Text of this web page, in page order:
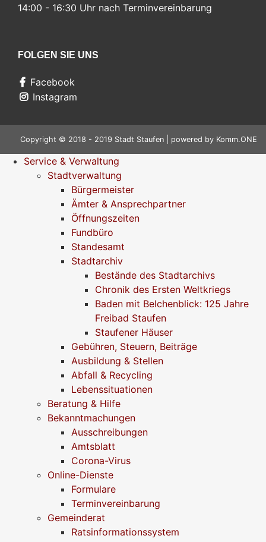
14:00 - 16:30 Uhr nach Terminvereinbarung
FOLGEN SIE UNS
Facebook
Instagram
Copyright © 2018 - 2019 Stadt Staufen | powered by Komm.ONE
Service & Verwaltung
Stadtverwaltung
Bürgermeister
Ämter & Ansprechpartner
Öffnungszeiten
Fundbüro
Standesamt
Stadtarchiv
Bestände des Stadtarchivs
Chronik des Ersten Weltkriegs
Baden mit Belchenblick: 125 Jahre
Freibad Staufen
Staufener Häuser
Gebühren, Steuern, Beiträge
Ausbildung & Stellen
Abfall & Recycling
Lebenssituationen
Beratung & Hilfe
Bekanntmachungen
Ausschreibungen
Amtsblatt
Corona-Virus
Online-Dienste
Formulare
Terminvereinbarung
Gemeinderat
Ratsinformationssystem